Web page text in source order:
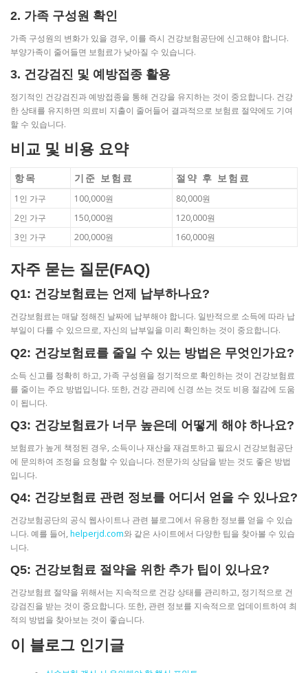
2. 가족 구성원 확인
가족 구성원의 변화가 있을 경우, 이를 즉시 건강보험공단에 신고해야 합니다.
부양가족이 줄어들면 보험료가 낮아질 수 있습니다.
3. 건강검진 및 예방접종 활용
정기적인 건강검진과 예방접종을 통해 건강을 유지하는 것이 중요합니다. 건강
한 상태를 유지하면 의료비 지출이 줄어들어 결과적으로 보험료 절약에도 기여
할 수 있습니다.
비교 및 비용 요약
항목 기준 보험료 절약 후 보험료
1인 가구 100,000원
80,000원
2인 가구
150,000원
120,000원
3인 가구
200,000원 160,000원
자주 묻는 질문(FAQ)
Q1: 건강보험료는 언제 납부하나요?
건강보험료는 매달 정해진 날짜에 납부해야 합니다. 일반적으로 소득에 따라 납
부일이 다를 수 있으므로, 자신의 납부일을 미리 확인하는 것이 중요합니다.
Q2: 건강보험료를 줄일 수 있는 방법은 무엇인가요?
소득 신고를 정확히 하고, 가족 구성원을 정기적으로 확인하는 것이 건강보험료
를 줄이는 주요 방법입니다. 또한, 건강 관리에 신경 쓰는 것도 비용 절감에 도움
이 됩니다.
Q3: 건강보험료가 너무 높은데 어떻게 해야 하나요?
보험료가 높게 책정된 경우, 소득이나 재산을 재검토하고 필요시 건강보험공단
에 문의하여 조정을 요청할 수 있습니다. 전문가의 상담을 받는 것도 좋은 방법
입니다.
Q4: 건강보험료 관련 정보를 어디서 얻을 수 있나요?
건강보험공단의 공식 웹사이트나 관련 블로그에서 유용한 정보를 얻을 수 있습
니다. 예를 들어, helperjd.com와 같은 사이트에서 다양한 팁을 찾아볼 수 있습
니다.
Q5: 건강보험료 절약을 위한 추가 팁이 있나요?
건강보험료 절약을 위해서는 지속적으로 건강 상태를 관리하고, 정기적으로 건
강검진을 받는 것이 중요합니다. 또한, 관련 정보를 지속적으로 업데이트하여 최
적의 방법을 찾아보는 것이 좋습니다.
이 블로그 인기글